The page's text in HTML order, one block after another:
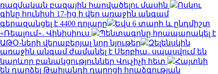
ռազմական բազային հարվածելու մասին
Ոսկու
գինը հունիսի 17-ից ի վեր առաջին անգամ
գերազանցել է 4400 դոլարը
Եվս 6 տարի և ընդմիշտ
«Ռեալում»․ Վինիսիուս
Պենտագոնը հրապարակել է
ԱԹՕ-ների վերաբերյալ նոր նյութեր
Զելենսկին
առաջին անգամ ժամանել է Սերբիա․ սպասվում են
կարևոր բանակցություններ Վուչիչի հետ
Հայտնի
են դարձել Թաիլանդի դպրոցի հրաձգության